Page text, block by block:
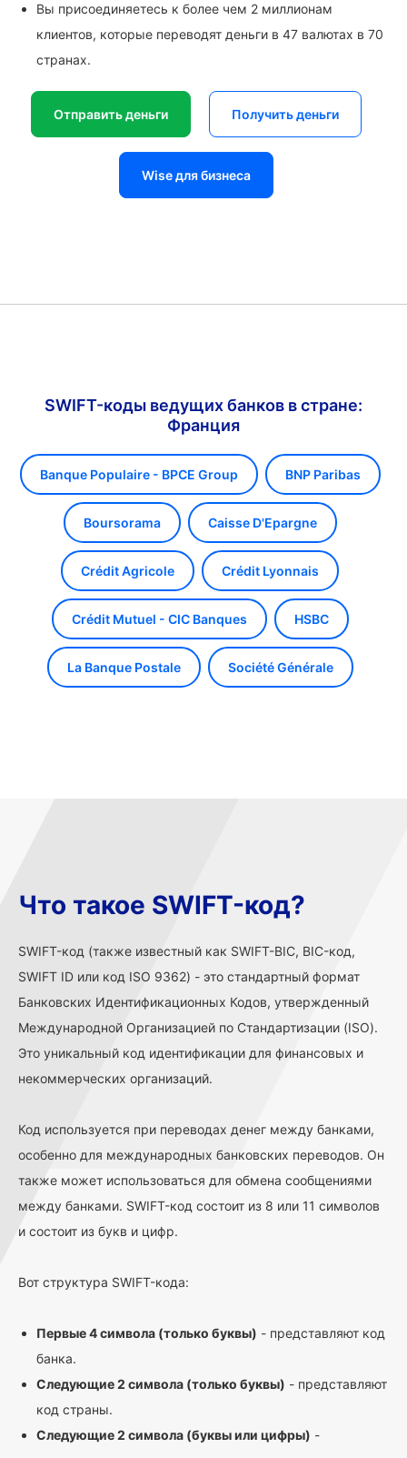
Вы присоединяетесь к более чем 2 миллионам
клиентов, которые переводят деньги в 47 валютах в 70
странах.
Отправить деньги Получить деньги
Wise для бизнеса
SWIFT-коды ведущих банков в стране:
Франция
Banque Populaire - BPCE Group BNP Paribas
Boursorama Caisse D'Epargne
Crédit Agricole Crédit Lyonnais
Crédit Mutuel - CIC Banques HSBC
La Banque Postale Société Générale
Что такое SWIFT-код?
SWIFT-код (также известный как SWIFT-BIC, BIC-код,
SWIFT ID или код ISO 9362) - это стандартный формат
Банковских Идентификационных Кодов, утвержденный
Международной Организацией по Стандартизации (ISO).
Это уникальный код идентификации для финансовых и
некоммерческих организаций.
Код используется при переводах денег между банками,
особенно для международных банковских переводов. Он
также может использоваться для обмена сообщениями
между банками. SWIFT-код состоит из 8 или 11 символов
и состоит из букв и цифр.
Вот структура SWIFT-кода:
Первые 4 символа (только буквы) - представляют код
банка.
Следующие 2 символа (только буквы) - представляют
код страны.
Следующие 2 символа (буквы или цифры) -